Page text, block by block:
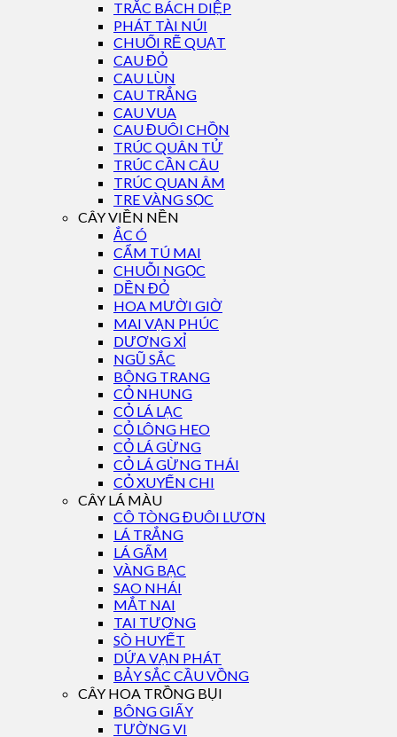
TRẮC BÁCH DIỆP
PHÁT TÀI NÚI
CHUỐI RẼ QUẠT
CAU ĐỎ
CAU LÙN
CAU TRẮNG
CAU VUA
CAU ĐUÔI CHỒN
TRÚC QUÂN TỬ
TRÚC CẦN CÂU
TRÚC QUAN ÂM
TRE VÀNG SỌC
CÂY VIỀN NỀN
ẮC Ó
CẨM TÚ MAI
CHUỖI NGỌC
DỀN ĐỎ
HOA MƯỜI GIỜ
MAI VẠN PHÚC
DƯƠNG XỈ
NGŨ SẮC
BÔNG TRANG
CỎ NHUNG
CỎ LÁ LẠC
CỎ LÔNG HEO
CỎ LÁ GỪNG
CỎ LÁ GỪNG THÁI
CỎ XUYẾN CHI
CÂY LÁ MÀU
CÔ TÒNG ĐUÔI LƯƠN
LÁ TRẮNG
LÁ GẤM
VÀNG BẠC
SAO NHÁI
MẮT NAI
TAI TƯỢNG
SÒ HUYẾT
DỨA VẠN PHÁT
BẢY SẮC CẦU VỒNG
CÂY HOA TRỒNG BỤI
BÔNG GIẤY
TƯỜNG VI